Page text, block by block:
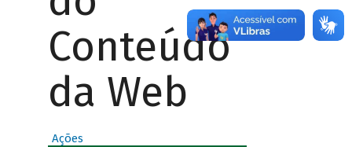
Conteúdo
da Web
Ações